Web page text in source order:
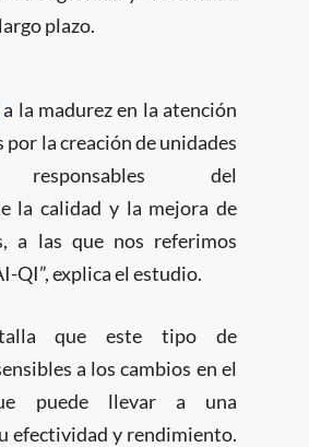
plazo.
a la madurez en la atención
por la creación de unidades
responsables del
la calidad y la mejora de
a las que nos referimos
QI”, explica el estudio.
que este tipo de
a los cambios en el
puede llevar a una
efectividad y rendimiento.